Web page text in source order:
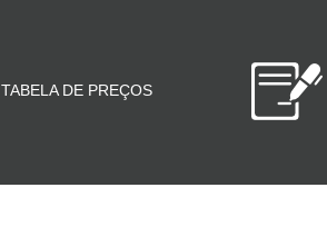
TABELA DE PREÇOS